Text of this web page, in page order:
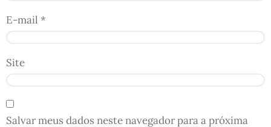
E-mail *
Site
Salvar meus dados neste navegador para a próxima